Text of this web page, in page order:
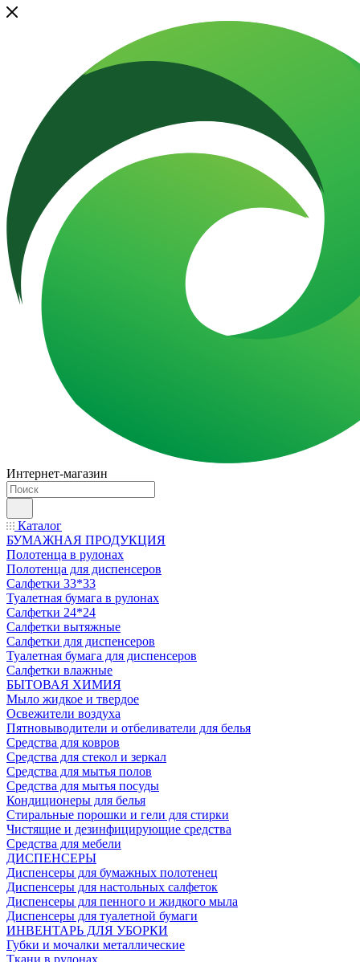
Интернет-магазин
Каталог
БУМАЖНАЯ ПРОДУКЦИЯ
Полотенца в рулонах
Полотенца для диспенсеров
Салфетки 33*33
Туалетная бумага в рулонах
Салфетки 24*24
Салфетки вытяжные
Салфетки для диспенсеров
Туалетная бумага для диспенсеров
Салфетки влажные
БЫТОВАЯ ХИМИЯ
Мыло жидкое и твердое
Освежители воздуха
Пятновыводители и отбеливатели для белья
Средства для ковров
Средства для стекол и зеркал
Средства для мытья полов
Средства для мытья посуды
Кондиционеры для белья
Стиральные порошки и гели для стирки
Чистящие и дезинфицирующие средства
Средства для мебели
ДИСПЕНСЕРЫ
Диспенсеры для бумажных полотенец
Диспенсеры для настольных салфеток
Диспенсеры для пенного и жидкого мыла
Диспенсеры для туалетной бумаги
ИНВЕНТАРЬ ДЛЯ УБОРКИ
Губки и мочалки металлические
Ткани в рулонах